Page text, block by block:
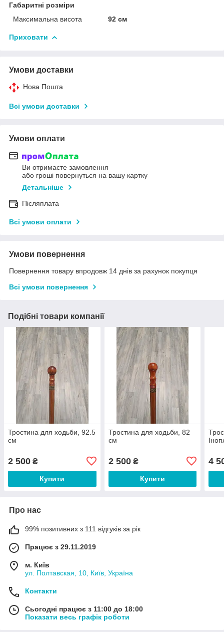
Габаритні розміри
Максимальна висота
92 см
Приховати
Умови доставки
Нова Пошта
Всі умови доставки
Умови оплати
Ви отримаєте замовлення
або гроші повернуться на вашу картку
Детальніше
Післяплата
Всі умови оплати
Умови повернення
Повернення товару впродовж 14 днів за рахунок покупця
Всі умови повернення
Подібні товари компанії
Тростина для ходьби, 92.5
см
2 500 ₴
Купити
Тростина для ходьби, 82
см
2 500₴
Купити
4
Про нас
99% позитивних з 111 відгуків за рік
Працює з 29.11.2019
м. Київ
ул. Полтавская, 10, Київ, Україна
Контакти
Сьогодні працює з 11:00 до 18:00
Показати весь графік роботи